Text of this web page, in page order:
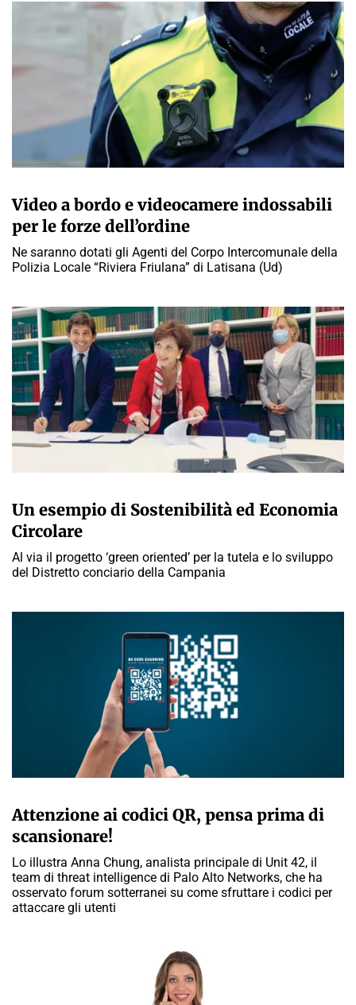
Video a bordo e videocamere indossabili
per le forze dell’ordine
Ne saranno dotati gli Agenti del Corpo Intercomunale della
Polizia Locale “Riviera Friulana” di Latisana (Ud)
Un esempio di Sostenibilità ed Economia
Circolare
Al via il progetto ‘green oriented’ per la tutela e lo sviluppo
del Distretto conciario della Campania
Attenzione ai codici QR, pensa prima di
scansionare!
Lo illustra Anna Chung, analista principale di Unit 42, il
team di threat intelligence di Palo Alto Networks, che ha
osservato forum sotterranei su come sfruttare i codici per
attaccare gli utenti